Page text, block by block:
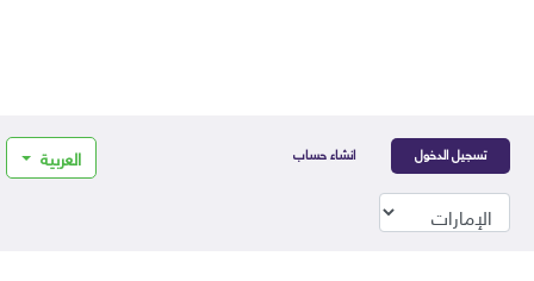
تسجيل الدخول انشاء حساب